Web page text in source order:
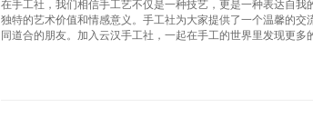
在手工社，我们相信手工艺不仅是一种技艺，更是一种表达自
独特的艺术价值和情感意义。手工社为大家提供了一个温馨的
同道合的朋友。加入云汉手工社，一起在手工的世界里发现更多